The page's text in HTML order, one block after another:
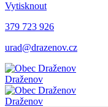
Vytisknout
379 723 926
urad@drazenov.cz
Draženov
Draženov